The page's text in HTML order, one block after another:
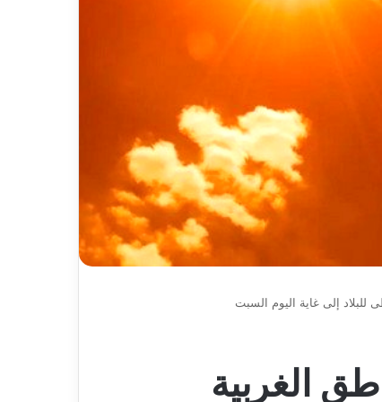
للبلاد إلى غاية اليوم السبت
الغربية
المواطن
يعلن
طاهرات يعلن اعتزاله عن عمر 36 عاما